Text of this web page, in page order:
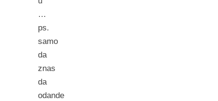
…
ps.
samo
da
znas
da
odande